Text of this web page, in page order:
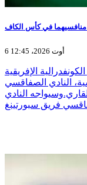
6 أوت 2026، 12:45
الإفريقية
النادي الصفاقسي
النادي